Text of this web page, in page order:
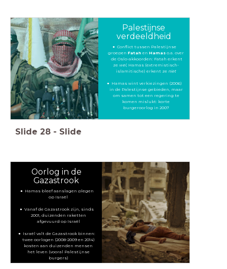
Palestijnse
verdeeldheid
Conflict tussen Palestijnse
groepenFatah enHamas o.a. over
de Oslo-akkoorden: Fatah erkent
ze wel, Hamas (extremistisch-
islamitische) erkent zeniet
Hamas wint verkiezingen (2006)
in de Palestijnse gebieden, maar
om samen tot een regering te
komen mislukt: korte
burgeroorlog in 2007
Slide 28 - Slide
Oorlog in de
Gazastrook
Hamas bleef aanslagen plegen
op Israël
Vanaf de Gazastrook zijn, sinds
2001, duizenden raketten
afgevuurd op Israël
Israël valt de Gazastrook binnen:
twee oorlogen (2008-2009 en 2014)
kosten aan duizenden mensen
het leven (vooral Palestijnse
burgers)